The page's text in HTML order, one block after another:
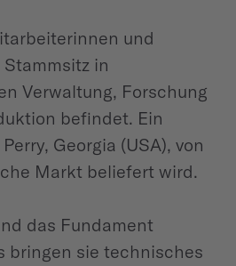
und
in
Verwaltung, Forschung
befindet. Ein
Georgia (USA), von
Markt beliefert wird.
das Fundament
bringen sie technisches